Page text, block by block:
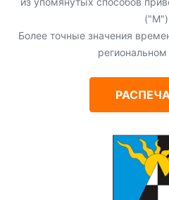
Более точные значения